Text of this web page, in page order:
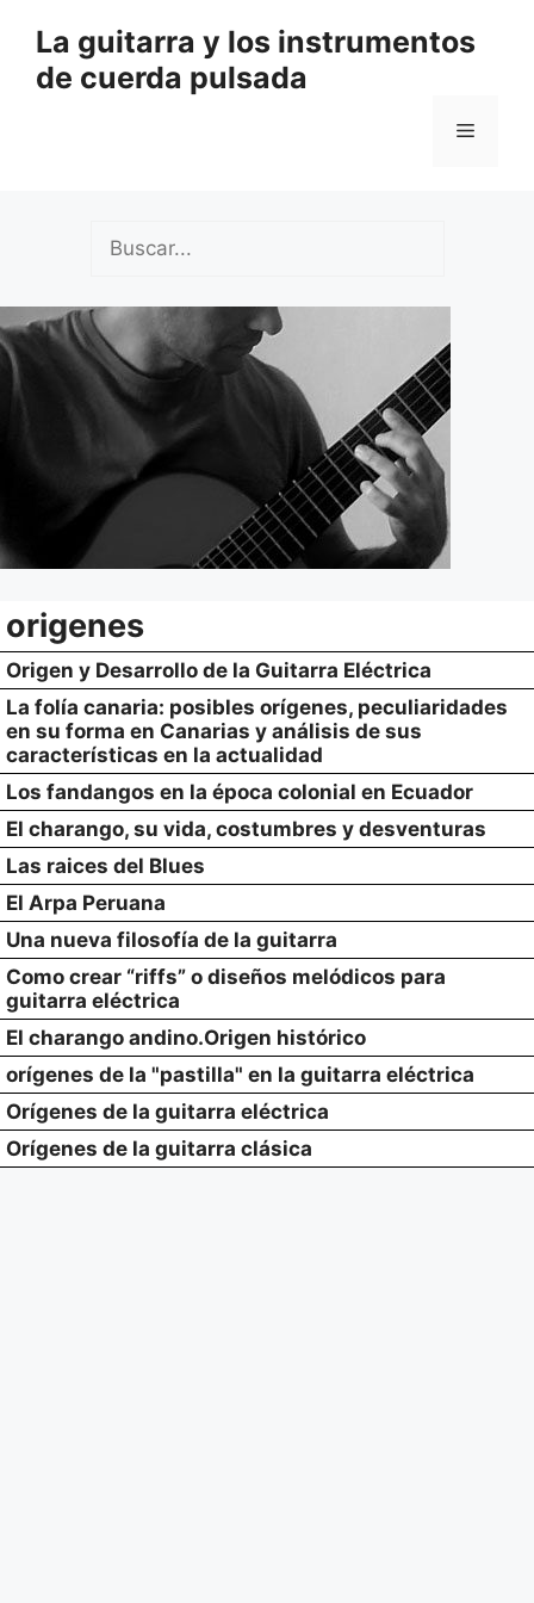
contenido
La guitarra y los instrumentos
de cuerda pulsada
Menú
origenes
Origen y Desarrollo de la Guitarra Eléctrica
La folía canaria: posibles orígenes, peculiaridades
en su forma en Canarias y análisis de sus
características en la actualidad
Los fandangos en la época colonial en Ecuador
El charango, su vida, costumbres y desventuras
Las raices del Blues
El Arpa Peruana
Una nueva filosofía de la guitarra
Como crear “riffs” o diseños melódicos para
guitarra eléctrica
El charango andino.Origen histórico
orígenes de la "pastilla" en la guitarra eléctrica
Orígenes de la guitarra eléctrica
Orígenes de la guitarra clásica